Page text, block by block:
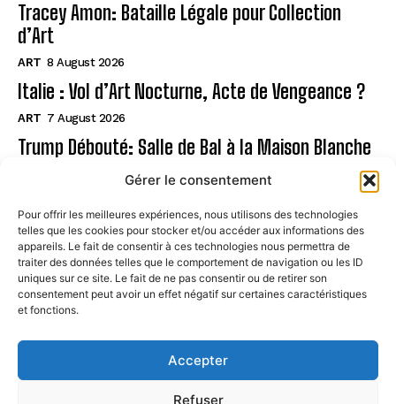
Gérer le consentement
Pour offrir les meilleures expériences, nous utilisons des technologies
telles que les cookies pour stocker et/ou accéder aux informations des
appareils. Le fait de consentir à ces technologies nous permettra de
traiter des données telles que le comportement de navigation ou les ID
uniques sur ce site. Le fait de ne pas consentir ou de retirer son
consentement peut avoir un effet négatif sur certaines caractéristiques
et fonctions.
Accepter
Refuser
Tracey Amon: Bataille Légale pour Collection
d’Art
ART 8 August 2026
Italie : Vol d’Art Nocturne, Acte de Vengeance ?
ART 7 August 2026
Trump Débouté: Salle de Bal à la Maison Blanche
Page
CONTACT
MENTIONS LÉGALES